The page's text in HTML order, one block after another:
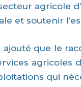
agricole
et soutenir
ajouté que le
agricoles
qui